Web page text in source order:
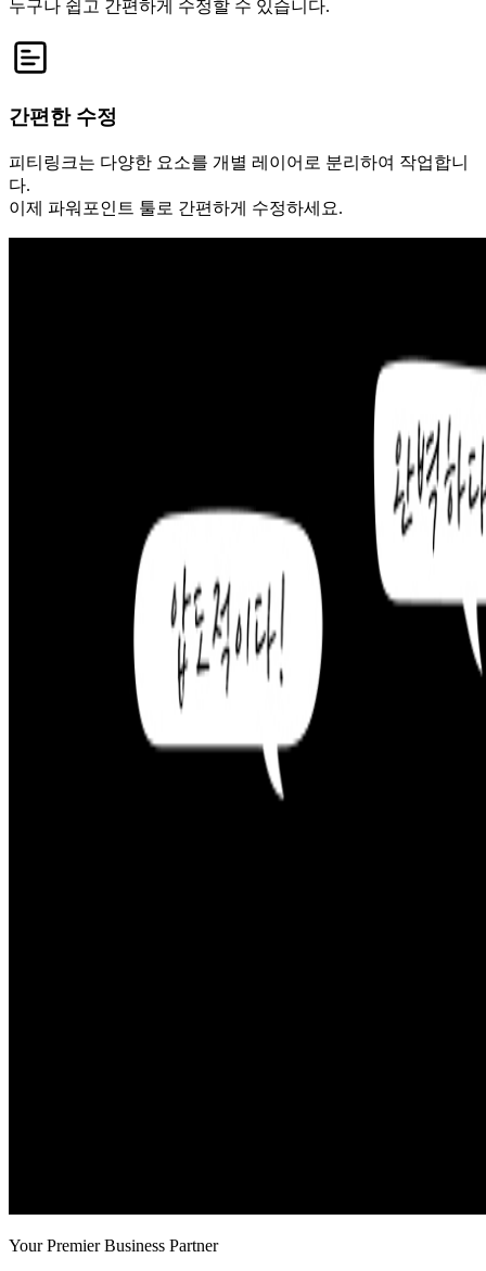
누구나 쉽고 간편하게 수정할 수 있습니다.
간편한 수정
피티링크는 다양한 요소를 개별 레이어로 분리하여 작업합니
다.
이제 파워포인트 툴로 간편하게 수정하세요.
Your Premier Business Partner